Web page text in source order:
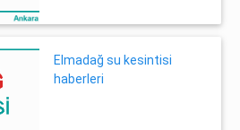
Elmadağ su kesintisi
haberleri